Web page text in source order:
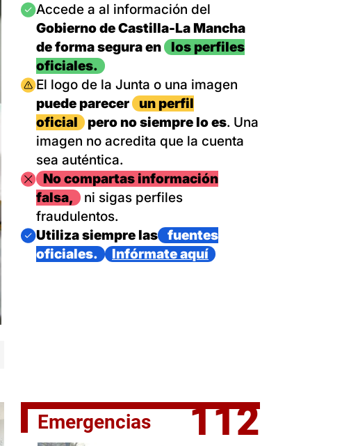
Imagen
Accede a al información del
Gobierno de Castilla-La Mancha
de forma segura en
los perfiles
oficiales.
Imagen
El logo de la Junta o una imagen
puede parecer
un perfil
oficial
pero no siempre lo es. Una
imagen no acredita que la cuenta
sea auténtica.
ImagenNo compartas información
falsa,
ni sigas perfiles
fraudulentos.
Imagen
Utiliza siempre las
fuentes
oficiales.
Infórmate aquí
Emergencias 112